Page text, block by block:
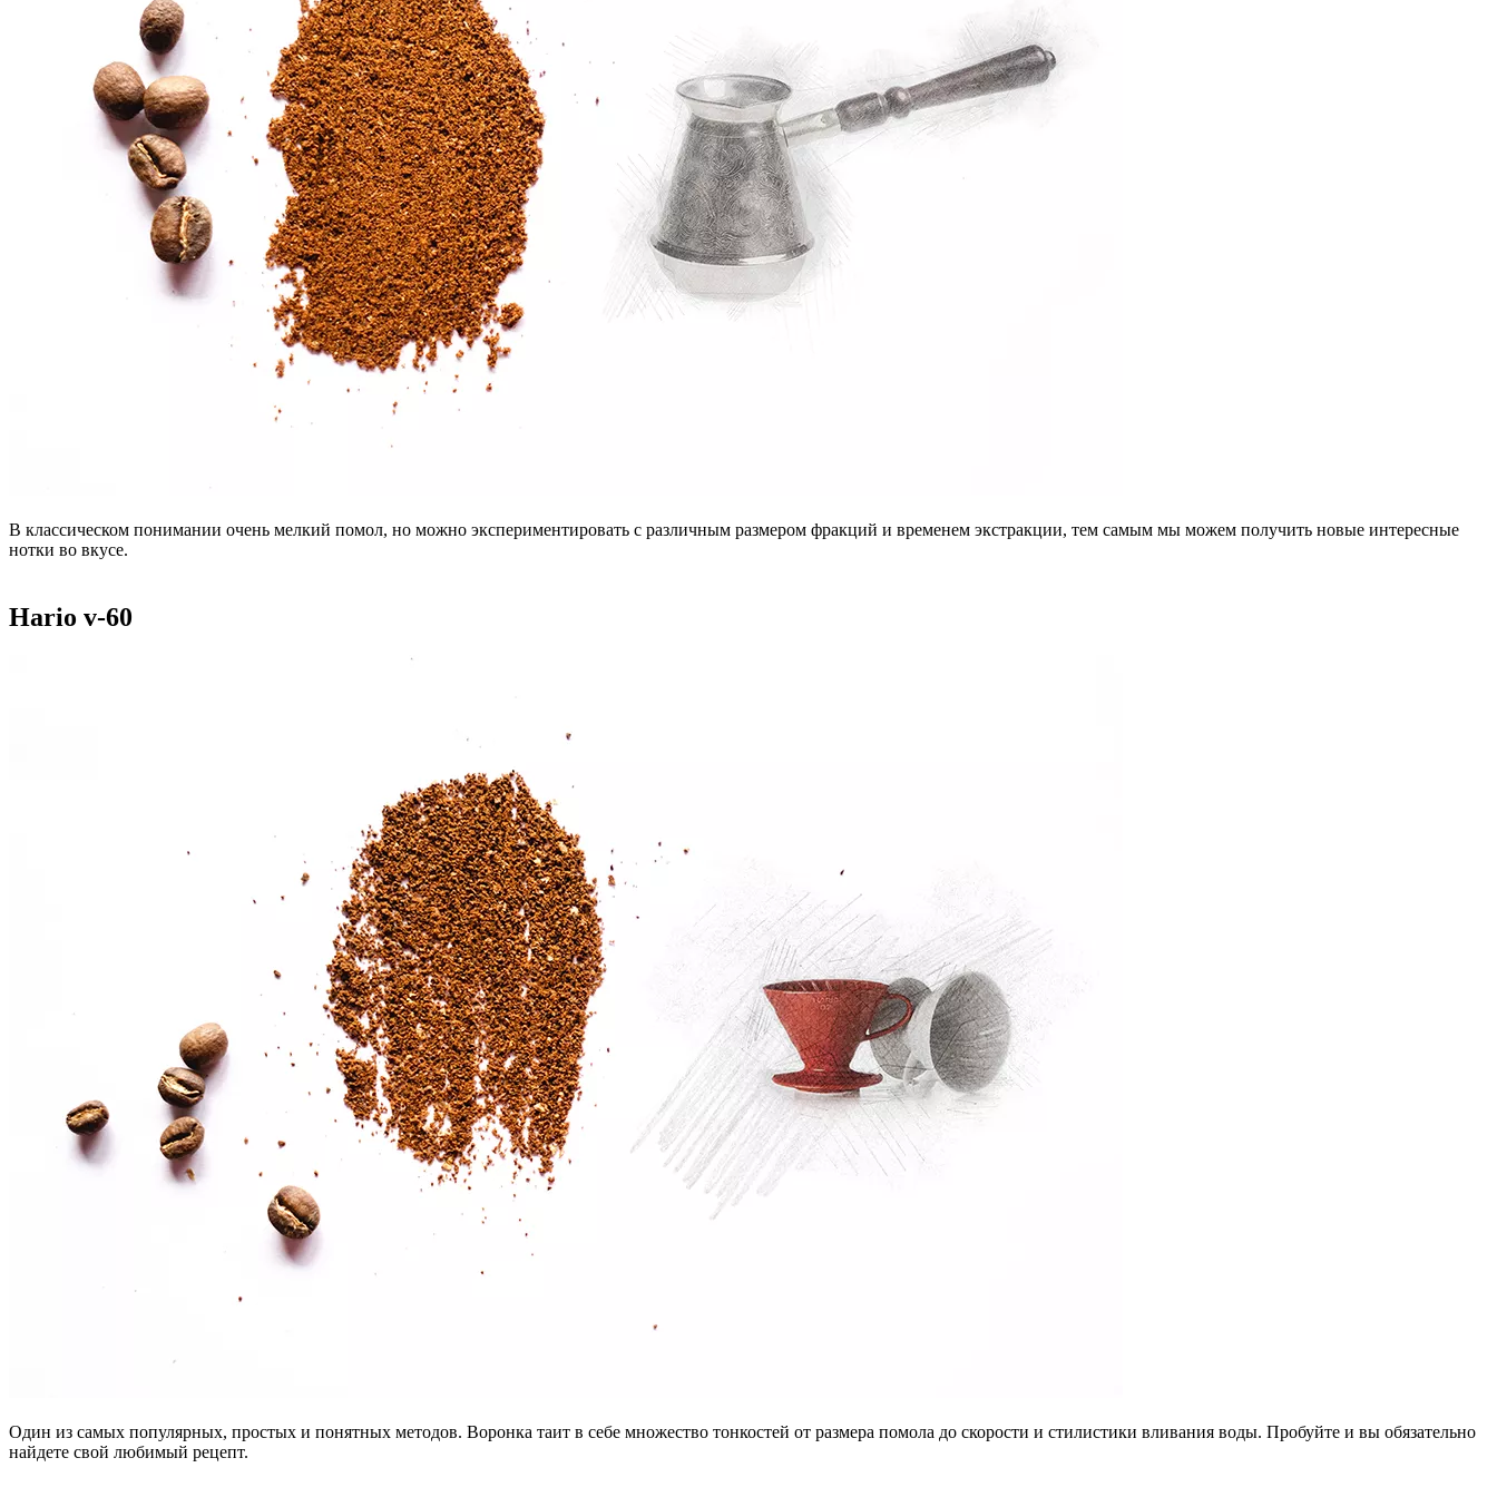
В классическом понимании очень мелкий помол, но можно экспериментировать с различным размером фракций и временем экстракции, тем самым мы можем получить новые интересные
нотки во вкусе.
Hario v-60
Один из самых популярных, простых и понятных методов. Воронка таит в себе множество тонкостей от размера помола до скорости и стилистики вливания воды. Пробуйте и вы обязательно
найдете свой любимый рецепт.